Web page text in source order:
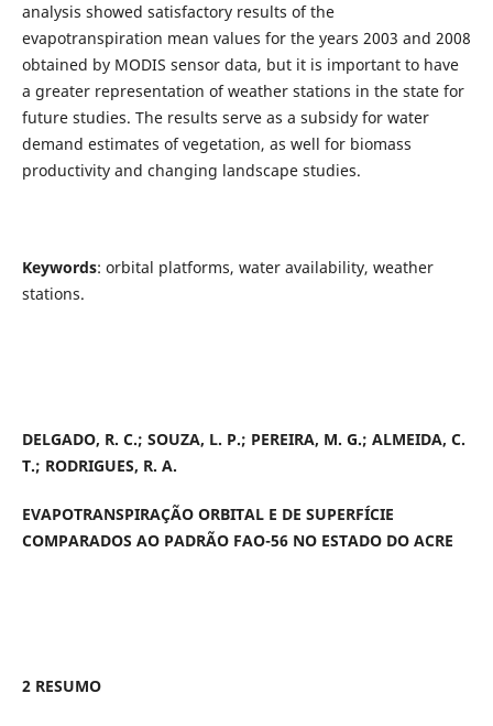
analysis showed satisfactory results of the
evapotranspiration mean values for the years 2003 and 2008
obtained by MODIS sensor data, but it is important to have
a greater representation of weather stations in the state for
future studies. The results serve as a subsidy for water
demand estimates of vegetation, as well for biomass
productivity and changing landscape studies.
Keywords: orbital platforms, water availability, weather
stations.
DELGADO, R. C.; SOUZA, L. P.; PEREIRA, M. G.; ALMEIDA, C.
T.; RODRIGUES, R. A.
EVAPOTRANSPIRAÇÃO ORBITAL E DE SUPERFÍCIE
COMPARADOS AO PADRÃO FAO-56 NO ESTADO DO ACRE
2 RESUMO